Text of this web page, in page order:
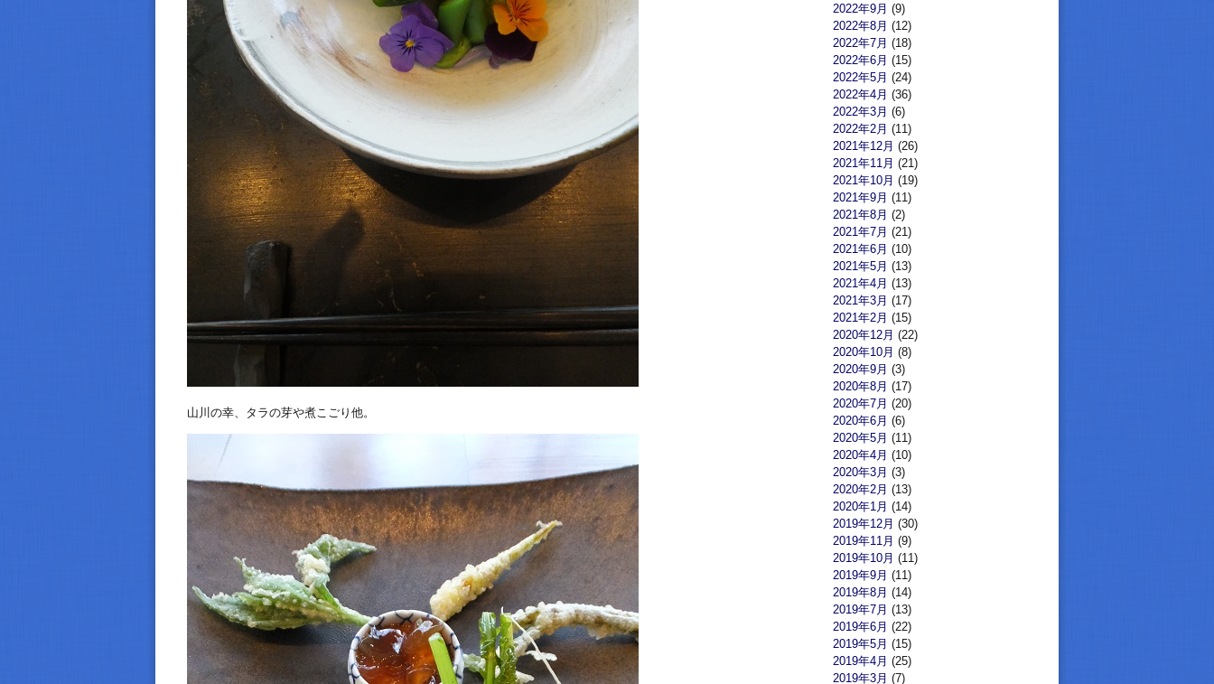
山川の幸、タラの芽や煮こごり他。
2022年9月 (9)
2022年8月 (12)
2022年7月 (18)
2022年6月 (15)
2022年5月 (24)
2022年4月 (36)
2022年3月 (6)
2022年2月 (11)
2021年12月 (26)
2021年11月 (21)
2021年10月 (19)
2021年9月 (11)
2021年8月 (2)
2021年7月 (21)
2021年6月 (10)
2021年5月 (13)
2021年4月 (13)
2021年3月 (17)
2021年2月 (15)
2020年12月 (22)
2020年10月 (8)
2020年9月 (3)
2020年8月 (17)
2020年7月 (20)
2020年6月 (6)
2020年5月 (11)
2020年4月 (10)
2020年3月 (3)
2020年2月 (13)
2020年1月 (14)
2019年12月 (30)
2019年11月 (9)
2019年10月 (11)
2019年9月 (11)
2019年8月 (14)
2019年7月 (13)
2019年6月 (22)
2019年5月 (15)
2019年4月 (25)
2019年3月 (7)